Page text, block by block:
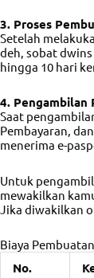
3. Proses
Setelah
deh, sobat
hingga 10 hari
4. Pengambilan
Saat
Pembayaran,
menerima e-
Untuk
mewakilkan
Jika diwakilkan
Biaya
No.